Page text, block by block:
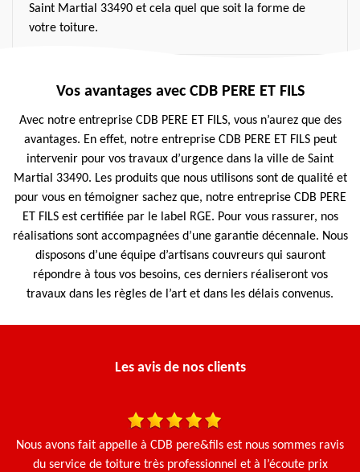
Saint Martial 33490 et cela quel que soit la forme de
votre toiture.
Vos avantages avec CDB PERE ET FILS
Avec notre entreprise CDB PERE ET FILS, vous n’aurez que des
avantages. En effet, notre entreprise CDB PERE ET FILS peut
intervenir pour vos travaux d’urgence dans la ville de Saint
Martial 33490. Les produits que nous utilisons sont de qualité et
pour vous en témoigner sachez que, notre entreprise CDB PERE
ET FILS est certifiée par le label RGE. Pour vous rassurer, nos
réalisations sont accompagnées d’une garantie décennale. Nous
disposons d’une équipe d’artisans couvreurs qui sauront
répondre à tous vos besoins, ces derniers réaliseront vos
travaux dans les règles de l’art et dans les délais convenus.
Les avis de nos clients
Nous avons fait appelle à CDB pere&fils est nous sommes ravis
du service de toiture très professionnel et à l’écoute prix